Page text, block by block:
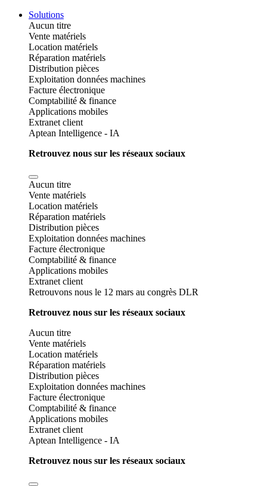
Solutions
Aucun titre
Vente matériels
Location matériels
Réparation matériels
Distribution pièces
Exploitation données machines
Facture électronique
Comptabilité & finance
Applications mobiles
Extranet client
Aptean Intelligence - IA
Retrouvez nous sur les réseaux sociaux
Aucun titre
Vente matériels
Location matériels
Réparation matériels
Distribution pièces
Exploitation données machines
Facture électronique
Comptabilité & finance
Applications mobiles
Extranet client
Retrouvons nous le 12 mars au congrès DLR
Retrouvez nous sur les réseaux sociaux
Aucun titre
Vente matériels
Location matériels
Réparation matériels
Distribution pièces
Exploitation données machines
Facture électronique
Comptabilité & finance
Applications mobiles
Extranet client
Aptean Intelligence - IA
Retrouvez nous sur les réseaux sociaux